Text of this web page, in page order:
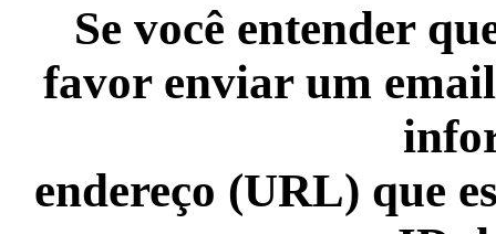
Se você entender
favor enviar um
endereço (URL) que